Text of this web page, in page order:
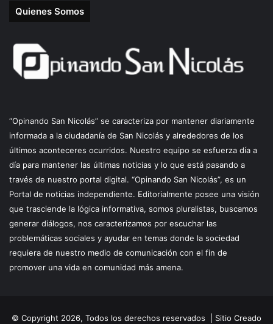
Quienes Somos
“Opinando San Nicolás” se caracteriza por mantener diariamente
informada a la ciudadanía de San Nicolás y alrededores de los
últimos aconteceres ocurridos. Nuestro equipo se esfuerza día a
día para mantener las últimas noticias y lo que está pasando a
través de nuestro portal digital. “Opinando San Nicolás”, es un
Portal de noticias independiente. Editorialmente posee una visión
que trasciende la lógica informativa, somos pluralistas, buscamos
generar diálogos, nos caracterizamos por escuchar las
problemáticas sociales y ayudar en temas donde la sociedad
requiera de nuestro medio de comunicación con el fin de
promover una vida en comunidad más amena.
© Copyright 2026, Todos los derechos reservados | Sitio Creado